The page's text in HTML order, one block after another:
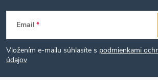
Z
á
p
Email
Vložením e-mailu súhlasíte s podmienkami
údajov